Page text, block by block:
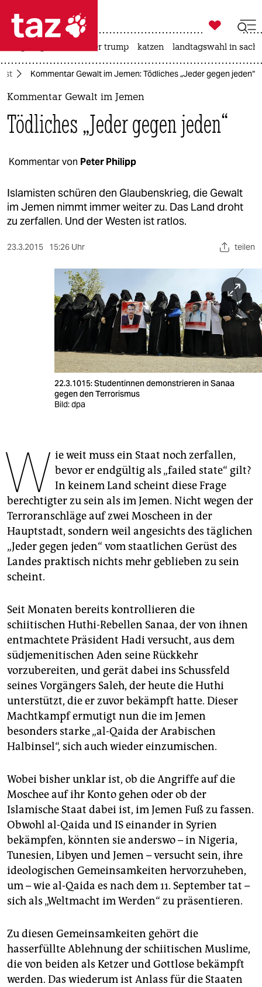
 taz zahl ich
taz zahl ich
politik
öko
gesellschaft
kultur
wahrheit
veranstaltungen
unterstützen
abo
genossenschaft
epaper login

taz zahl ich
usa unter trump katzen landtagswahl in
Kommentar Gewalt im Jemen: Tödliches „Jeder gegen jeden“
Kommentar Gewalt im Jemen
Tödliches „Jeder gegen jeden“
Kommentar von Peter Philipp
Islamisten schüren den Glaubenskrieg, die Gewalt
im Jemen nimmt immer weiter zu. Das Land droht
zu zerfallen. Und der Westen ist ratlos.
23.3.2015 15:26 Uhr teilen
22.3.1015: Studentinnen demonstrieren in Sanaa
gegen den Terrorismus
Bild: dpa
W ie weit muss ein Staat noch zerfallen,
bevor er endgültig als „failed state“ gilt?
In keinem Land scheint diese Frage
berechtigter zu sein als im Jemen. Nicht wegen der
Terroranschläge auf zwei Moscheen in der
Hauptstadt, sondern weil angesichts des täglichen
„Jeder gegen jeden“ vom staatlichen Gerüst des
Landes praktisch nichts mehr geblieben zu sein
scheint.
Seit Monaten bereits kontrollieren die
schiitischen Huthi-Rebellen Sanaa, der von ihnen
entmachtete Präsident Hadi versucht, aus dem
südjemenitischen Aden seine Rückkehr
vorzubereiten, und gerät dabei ins Schussfeld
seines Vorgängers Saleh, der heute die Huthi
unterstützt, die er zuvor bekämpft hatte. Dieser
Machtkampf ermutigt nun die im Jemen
besonders starke „al-Qaida der Arabischen
Halbinsel“, sich auch wieder einzumischen.
Wobei bisher unklar ist, ob die Angriffe auf die
Moschee auf ihr Konto gehen oder ob der
Islamische Staat dabei ist, im Jemen Fuß zu fassen.
Obwohl al-Qaida und IS einander in Syrien
bekämpfen, könnten sie anderswo – in Nigeria,
Tunesien, Libyen und Jemen – versucht sein, ihre
ideologischen Gemeinsamkeiten hervorzuheben,
um – wie al-Qaida es nach dem 11. September tat –
sich als „Weltmacht im Werden“ zu präsentieren.
Zu diesen Gemeinsamkeiten gehört die
hasserfüllte Ablehnung der schiitischen Muslime,
die von beiden als Ketzer und Gottlose bekämpft
werden. Das wiederum ist Anlass für die Staaten